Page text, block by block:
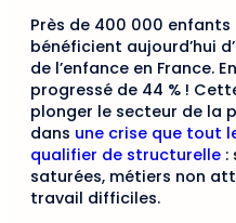
Près de 400 000 enfants
bénéficient aujourd’hui
de l’enfance en France.
progressé de 44 % !
plonger le secteur de la
dans une crise que tout
qualifier de structurelle :
saturées, métiers non
travail difficiles.